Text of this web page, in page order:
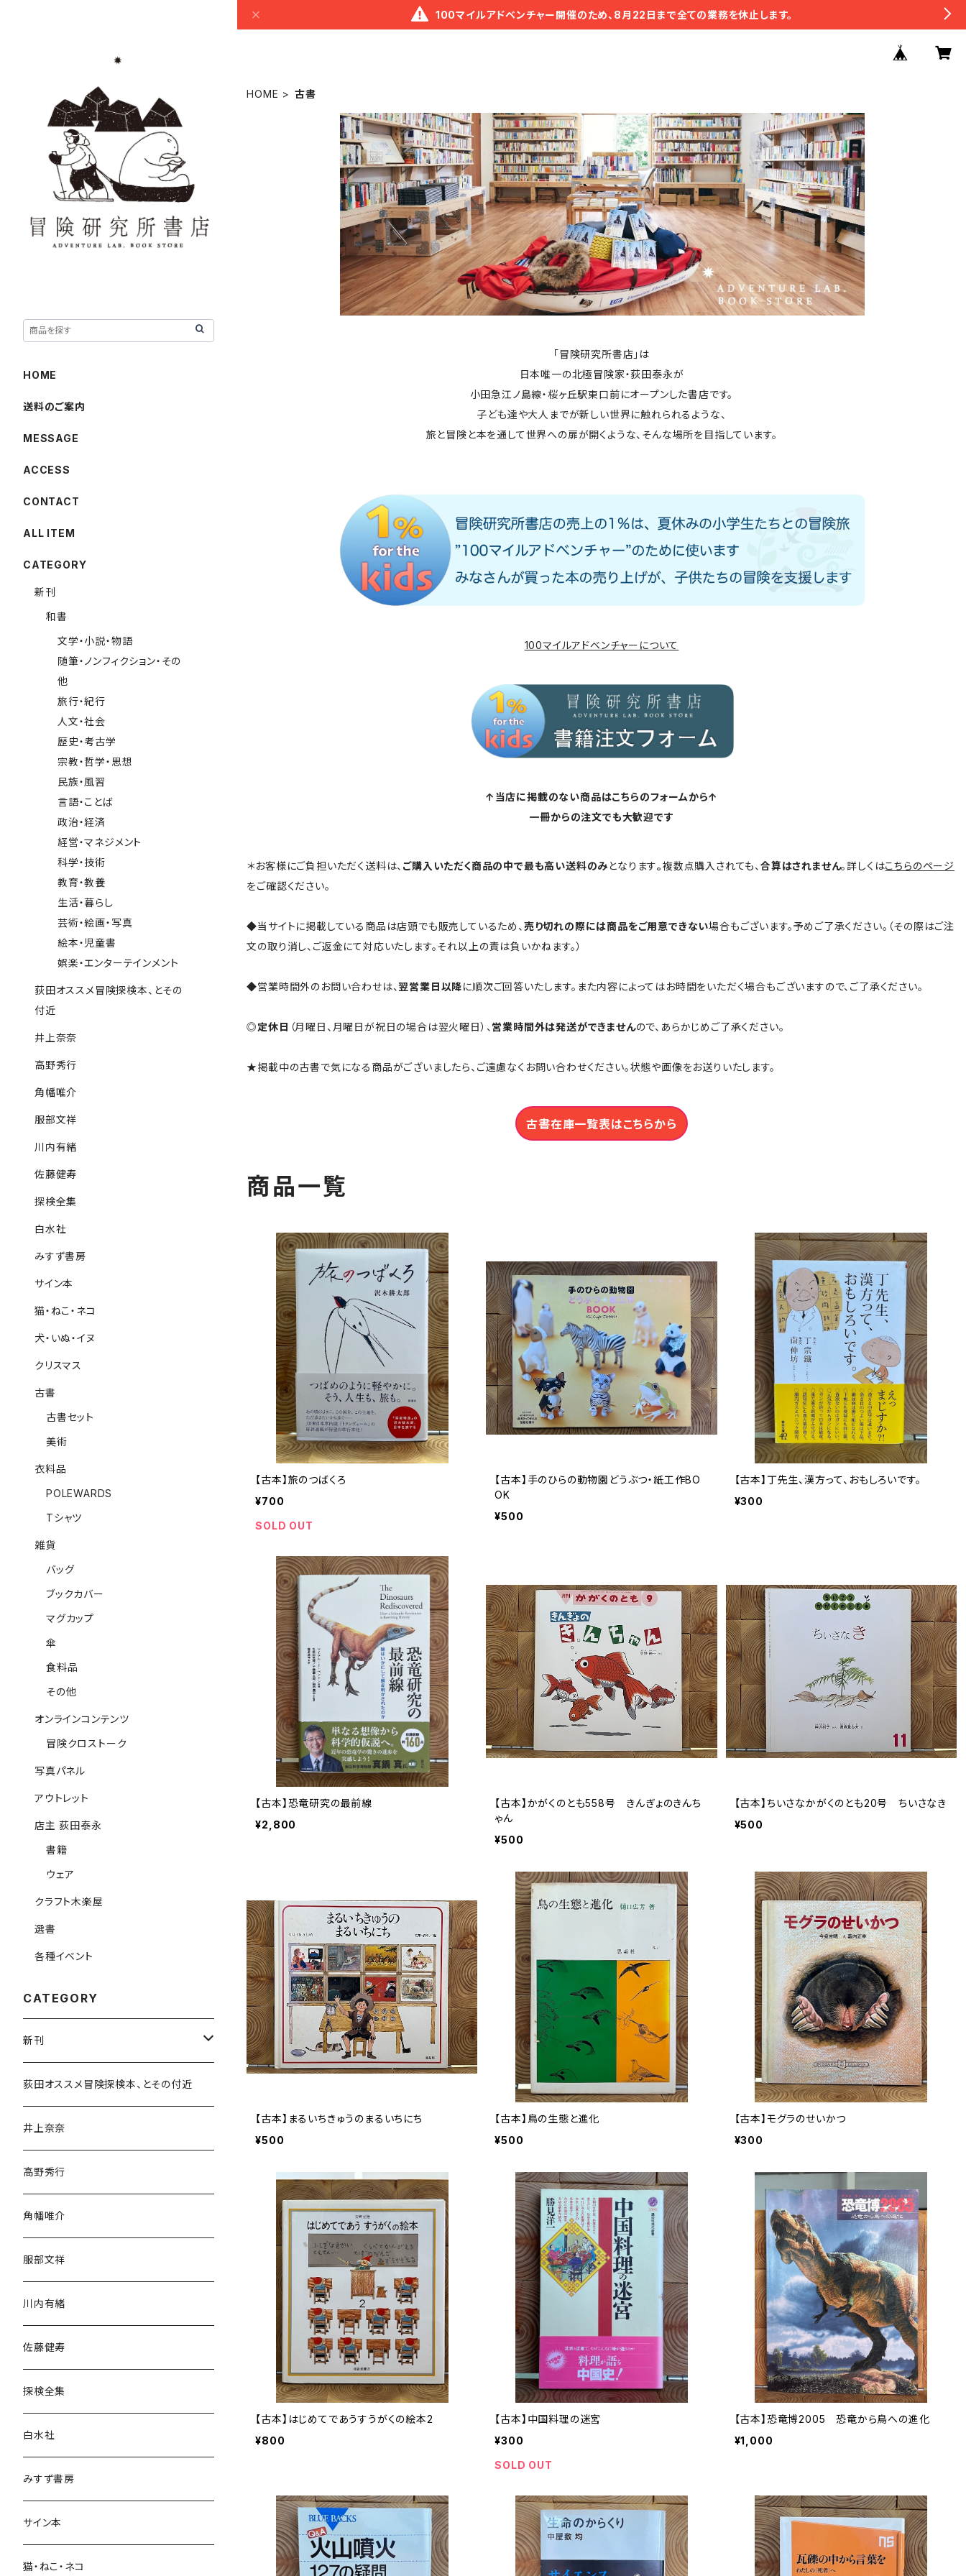
100マイルアドベンチャー開催のため、8月22日まで全ての業務を休止します。
HOME 古書
「冒険研究所書店」は
日本唯一の北極冒険家・荻田泰永が
小田急江ノ島線・桜ヶ丘駅東口前にオープンした書店です。
子ども達や大人までが新しい世界に触れられるような、
旅と冒険と本を通して世界への扉が開くような、そんな場所を目指しています。
100マイルアドベンチャーについて
↑当店に掲載のない商品はこちらのフォームから↑
一冊からの注文でも大歓迎です
＊お客様にご負担いただく送料は、 ご購入いただく商品の中で最も高い送料のみとなります。複数点購入されても、合算はされません。詳しくはこちらのページ
をご確認ください。
◆当サイトに掲載している商品は店頭でも販売しているため、 売り切れの際には商品をご用意できない場合もございます。予めご了承ください。（その際はご注
文の取り消し、ご返金にて対応いたします。それ以上の責は負いかねます。）
◆営業時間外のお問い合わせは、翌営業日以降に順次ご回答いたします。また内容によってはお時間をいただく場合もございますので、ご了承ください。
◎定休日 （月曜日、月曜日が祝日の場合は翌火曜日）、 営業時間外は発送ができませんので、あらかじめご了承ください。
★掲載中の古書で気になる商品がございましたら、ご遠慮なくお問い合わせください。状態や画像をお送りいたします。
古書在庫一覧表はこちらから
商品一覧
【古本】旅のつばくろ
¥700
SOLD OUT
【古本】手のひらの動物園どうぶつ・紙工作BO
OK
¥500
【古本】丁先生、漢方って、おもしろいです。
¥300
【古本】恐竜研究の最前線
¥2,800
【古本】かがくのとも558号 きんぎょのきんち
ゃん
¥500
【古本】ちいさなかがくのとも20号 ちいさなき
¥500
【古本】まるいちきゅうのまるいちにち
¥500
【古本】鳥の生態と進化
¥500
【古本】モグラのせいかつ
¥300
【古本】はじめてであうすうがくの絵本2
¥800
【古本】中国料理の迷宮
¥300
SOLD OUT
【古本】恐竜博2005 恐竜から鳥への進化
¥1,000
HOME
送料のご案内
MESSAGE
ACCESS
CONTACT
ALL ITEM
CATEGORY
新刊
和書
文学・小説・物語
随筆・ノンフィクション・その
他
旅行・紀行
人文・社会
歴史・考古学
宗教・哲学・思想
民族・風習
言語・ことば
政治・経済
経営・マネジメント
科学・技術
教育・教養
生活・暮らし
芸術・絵画・写真
絵本・児童書
娯楽・エンターテインメント
荻田オススメ冒険探検本、とその
付近
井上奈奈
高野秀行
角幡唯介
服部文祥
川内有緒
佐藤健寿
探検全集
白水社
みすず書房
サイン本
猫・ねこ・ネコ
犬・いぬ・イヌ
クリスマス
古書
古書セット
美術
衣料品
POLEWARDS
Tシャツ
雑貨
バッグ
ブックカバー
マグカップ
傘
食料品
その他
オンラインコンテンツ
冒険クロストーク
写真パネル
アウトレット
店主 荻田泰永
書籍
ウェア
クラフト木楽屋
選書
各種イベント
CATEGORY
新刊
和書
文学・小説・物語
随筆・ノンフィクション・その他
民族・風習
言語・ことば
荻田オススメ冒険探検本、とその付近
井上奈奈
高野秀行
角幡唯介
服部文祥
川内有緒
佐藤健寿
探検全集
白水社
みすず書房
サイン本
猫・ねこ・ネコ